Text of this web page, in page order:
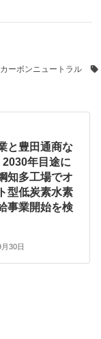
カーボンニュートラル
と豊田通商な
2030年目途に
知多工場でオ
型低炭素水素
事業開始を検
30日